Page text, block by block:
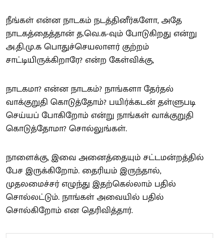
நீங்கள் என்ன நாடகம் நடத்தினீர்களோ, அதே
நாடகத்தைத்தான் த.வெ.க-வும் போடுகிறது என்று
அ.தி.மு.க பொதுச்செயலாளர் குற்றம்
சாட்டியிருக்கிறாரே? என்ற கேள்விக்கு,
நாடகமா? என்ன நாடகம்? நாங்களா தேர்தல்
வாக்குறுதி கொடுத்தோம்? பயிர்க்கடன் தள்ளுபடி
செய்யப் போகிறோம் என்று நாங்கள் வாக்குறுதி
கொடுத்தோமா? சொல்லுங்கள்.
நாளைக்கு, இவை அனைத்தையும் சட்டமன்றத்தில்
பேச இருக்கிறோம். தைரியம் இருந்தால்,
முதலமைச்சர் எழுந்து இதற்கெல்லாம் பதில்
சொல்லட்டும். நாங்கள் அவையில் பதில்
சொல்கிறோம் என தெரிவித்தார்.